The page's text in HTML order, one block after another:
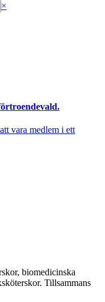
×
vara medlem i ett
biomedicinska
Tillsammans